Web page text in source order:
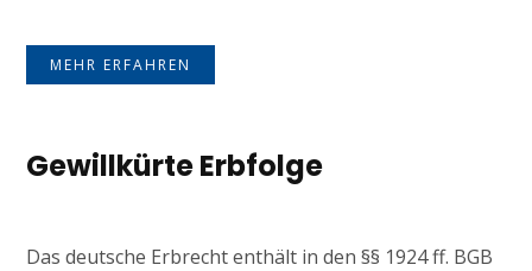
MEHR ERFAHREN
Gewillkürte Erbfolge
Das deutsche Erbrecht enthält in den §§ 1924 ff. BGB